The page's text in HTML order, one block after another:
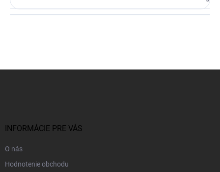
INFORMÁCIE PRE VÁS
O nás
Hodnotenie obchodu